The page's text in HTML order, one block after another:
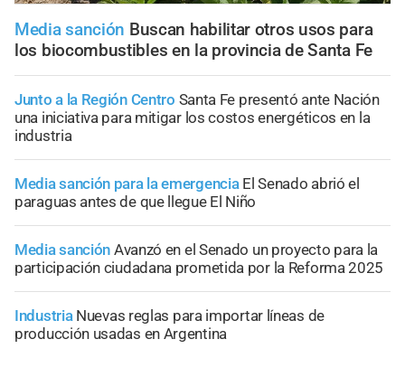
Media sanción Buscan habilitar otros usos para
los biocombustibles en la provincia de Santa Fe
Junto a la Región Centro Santa Fe presentó ante Nación
una iniciativa para mitigar los costos energéticos en la
industria
Media sanción para la emergencia El Senado abrió el
paraguas antes de que llegue El Niño
Media sanción Avanzó en el Senado un proyecto para la
participación ciudadana prometida por la Reforma 2025
Industria Nuevas reglas para importar líneas de
producción usadas en Argentina